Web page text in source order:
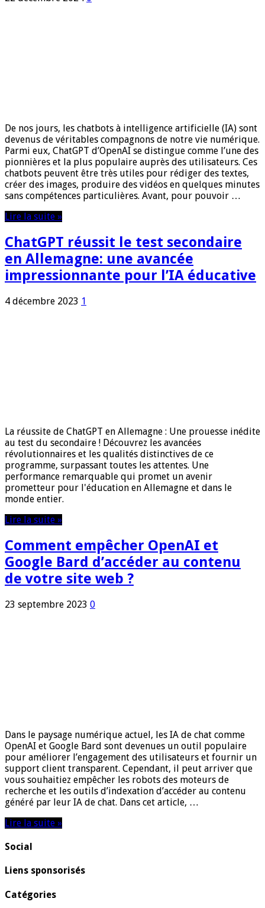
De nos jours, les chatbots à intelligence artificielle (IA) sont
devenus de véritables compagnons de notre vie numérique.
Parmi eux, ChatGPT d’OpenAI se distingue comme l’une des
pionnières et la plus populaire auprès des utilisateurs. Ces
chatbots peuvent être très utiles pour rédiger des textes,
créer des images, produire des vidéos en quelques minutes
sans compétences particulières. Avant, pour pouvoir …
Lire la suite »
ChatGPT réussit le test secondaire
en Allemagne: une avancée
impressionnante pour l’IA éducative
4 décembre 2023 1
La réussite de ChatGPT en Allemagne : Une prouesse inédite
au test du secondaire ! Découvrez les avancées
révolutionnaires et les qualités distinctives de ce
programme, surpassant toutes les attentes. Une
performance remarquable qui promet un avenir
prometteur pour l'éducation en Allemagne et dans le
monde entier.
Lire la suite »
Comment empêcher OpenAI et
Google Bard d’accéder au contenu
de votre site web ?
23 septembre 2023 0
Dans le paysage numérique actuel, les IA de chat comme
OpenAI et Google Bard sont devenues un outil populaire
pour améliorer l’engagement des utilisateurs et fournir un
support client transparent. Cependant, il peut arriver que
vous souhaitiez empêcher les robots des moteurs de
recherche et les outils d’indexation d’accéder au contenu
généré par leur IA de chat. Dans cet article, …
Lire la suite »
Social
Liens sponsorisés
Catégories